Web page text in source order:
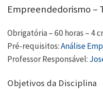
Empreendedorismo –
Obrigatória – 60 horas – 4
Pré-requisitos:Análise
Professor Responsável:
Objetivos da Disciplina